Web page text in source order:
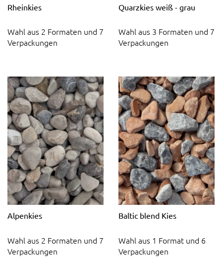
Rheinkies
Wahl aus 2 Formaten und 7
Verpackungen
Quarzkies weiß - grau
Wahl aus 3 Formaten und 7
Verpackungen
Alpenkies
Wahl aus 2 Formaten und 7
Verpackungen
Baltic blend Kies
Wahl aus 1 Format und 6
Verpackungen